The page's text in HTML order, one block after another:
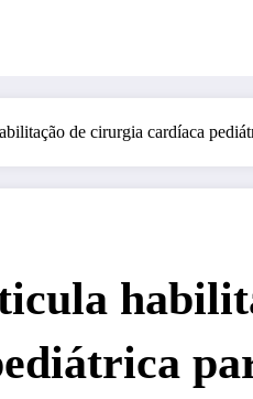
de cirurgia cardíaca